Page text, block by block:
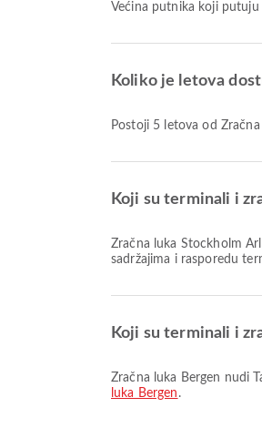
Većina putnika koji
Koliko je letova
Postoji 5 letova od
Koji su terminali i
Zračna luka Stockholm Arlanda nudi Invalidska kolica, Duty Free Shop, Dječja soba i mnoge druge sadržaje koji poboljšavaju vaše putničko iskustvo. Detaljne informacije o
sadržajima i rasporedu
Koji su terminali i
Zračna luka Bergen
luka Bergen .